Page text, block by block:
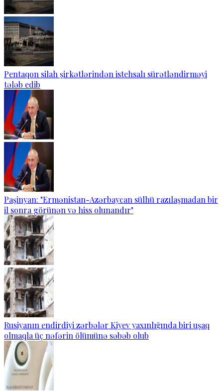
Pentaqon silah şirkətlərindən istehsalı sürətləndirməyi
tələb edib
Paşinyan: "Ermənistan-Azərbaycan sülhü razılaşmadan bir
il sonra görünən və hiss olunandır"
Rusiyanın endirdiyi zərbələr Kiyev yaxınlığında biri uşaq
olmaqla üç nəfərin ölümünə səbəb olub